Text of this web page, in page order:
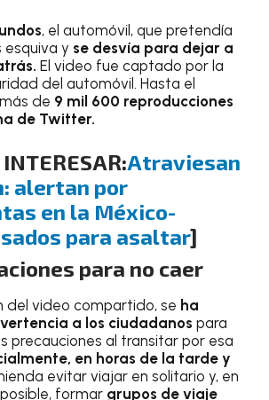
, el automóvil, que pretendía
esquiva y se desvía para dejar a
El video fue captado por la
del automóvil. Hasta el
de 9 mil 600 reproducciones
de Twitter.
Atraviesan
alertan por
en la México-
para asaltar]
para no caer
del video compartido, se ha
a los ciudadanos para
precauciones al transitar por esa
en horas de la tarde y
evitar viajar en solitario y, en
formar grupos de viaje